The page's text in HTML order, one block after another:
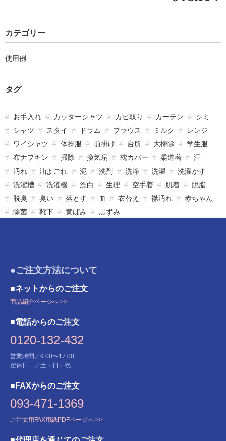
カテゴリー
使用例
タグ
お手入れ カッターシャツ カビ取り カーテン
シミ
シャツ
スタイ ドラム ブラウス ミルク
レンジ
ワイシャツ
体操服 前掛け 台所 大掃除
学生服
布ナプキン
掃除 換気扇 枕カバー 柔道着
汗
汚れ
油よごれ 泥 洗剤 洗浄 洗濯
洗濯かす
洗濯槽
洗濯機 漂白 生理 空手着 肌着
脱脂
脱臭
臭い 落とす 血 衣替え 襟汚れ
赤ちゃん
除菌
靴下 黄ばみ 黒ずみ
●ご注文方法について
■ネットからのご注文
商品紹介ページへ >>
■電話からのご注文
0120-132-432
営業時間／9:00〜17:00
定休日 ／土・日・祝
■FAXからのご注文
093-471-1369
ご注文用FAX用紙PDFページへ >>